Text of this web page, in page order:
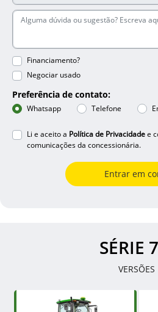
Financiamento?
Negociar usado
Preferência de contato:
Whatsapp Telefone
Li e aceito a Política de Privacidadee
comunicações da concessionária.
Entrar em
SÉRIE
VERSÕES